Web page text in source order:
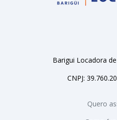
Barigui Locadora
CNPJ:
Quero